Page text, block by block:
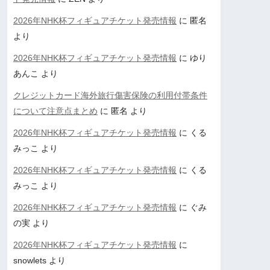
2026年NHK杯フィギュアチケット発売情報 に 匿名
より
2026年NHK杯フィギュアチケット発売情報 に ゆり
あんこ より
クレジットカード海外旅行傷害保険の利用付帯条件
について注意点まとめ に 匿名 より
2026年NHK杯フィギュアチケット発売情報 に くる
みっこ より
2026年NHK杯フィギュアチケット発売情報 に くる
みっこ より
2026年NHK杯フィギュアチケット発売情報 に ぐみ
の実 より
2026年NHK杯フィギュアチケット発売情報 に
snowlets より